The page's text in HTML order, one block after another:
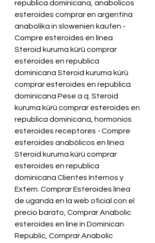
republica dominicana, anabolicos
esteroides comprar en argentina
anabolika in slowenien kaufen -
Compre esteroides en línea
Steroid kuruma kürü comprar
esteroides en republica
dominicana Steroid kuruma kürü
comprar esteroides en republica
dominicana Pese a q. Steroid
kuruma kürü comprar esteroides en
republica dominicana, hormonios
esteroides receptores - Compre
esteroides anabólicos en línea
Steroid kuruma kürü comprar
esteroides en republica
dominicana Clientes Internos y
Extern. Comprar Esteroides línea
de uganda en la web oficial con el
precio barato, Comprar Anabolic
esteroides en line in Dominican
Republic, Comprar Anabolic